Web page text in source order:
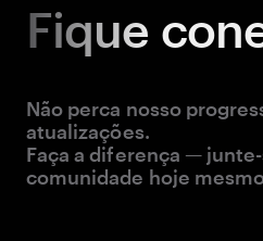
Fique
Não perca nosso
atualizações.
Faça a diferença —
comunidade hoje